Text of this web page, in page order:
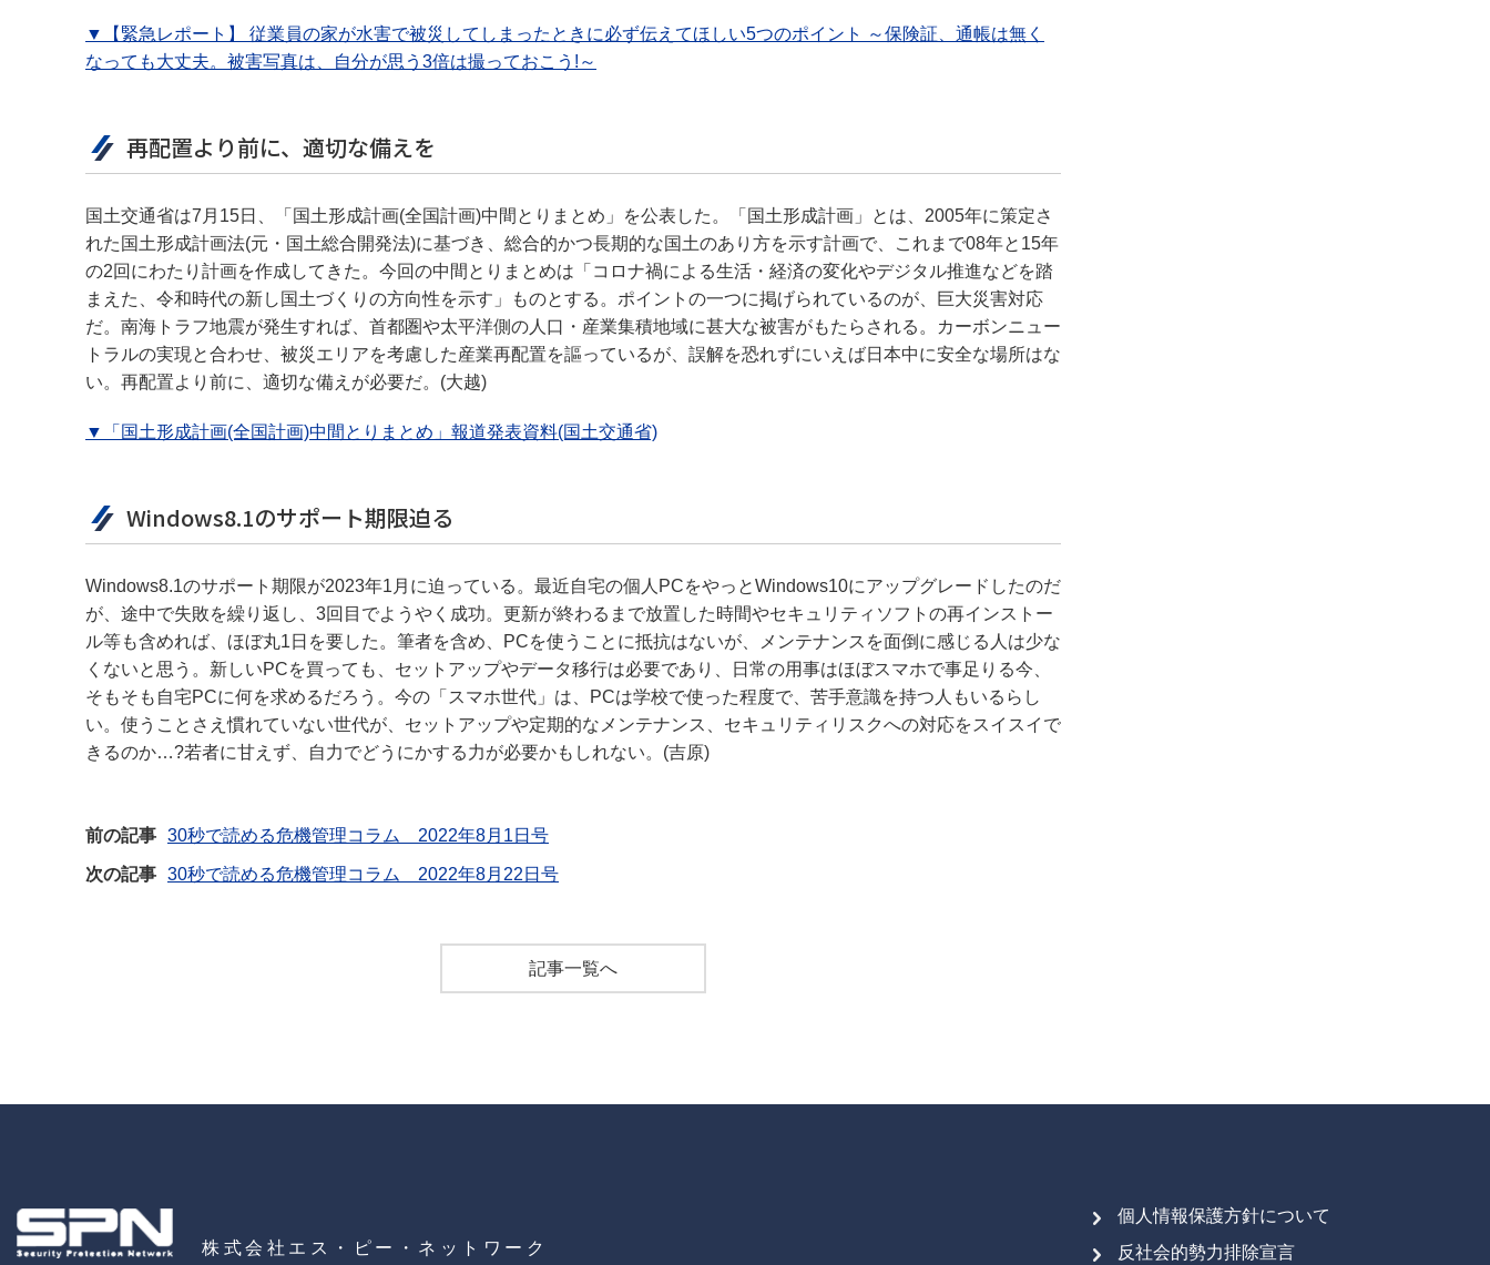
▼【緊急レポート】 従業員の家が水害で被災してしまったときに必ず伝えてほしい5つのポイント ～保険証、通帳は無く
なっても大丈夫。被害写真は、自分が思う3倍は撮っておこう!～
再配置より前に、適切な備えを
国土交通省は7月15日、「国土形成計画(全国計画)中間とりまとめ」を公表した。「国土形成計画」とは、2005年に策定さ
れた国土形成計画法(元・国土総合開発法)に基づき、総合的かつ長期的な国土のあり方を示す計画で、これまで08年と15年
の2回にわたり計画を作成してきた。今回の中間とりまとめは「コロナ禍による生活・経済の変化やデジタル推進などを踏
まえた、令和時代の新し国土づくりの方向性を示す」ものとする。ポイントの一つに掲げられているのが、巨大災害対応
だ。南海トラフ地震が発生すれば、首都圏や太平洋側の人口・産業集積地域に甚大な被害がもたらされる。カーボンニュー
トラルの実現と合わせ、被災エリアを考慮した産業再配置を謳っているが、誤解を恐れずにいえば日本中に安全な場所はな
い。再配置より前に、適切な備えが必要だ。(大越)
▼「国土形成計画(全国計画)中間とりまとめ」報道発表資料(国土交通省)
Windows8.1のサポート期限迫る
Windows8.1のサポート期限が2023年1月に迫っている。最近自宅の個人PCをやっとWindows10にアップグレードしたのだ
が、途中で失敗を繰り返し、3回目でようやく成功。更新が終わるまで放置した時間やセキュリティソフトの再インストー
ル等も含めれば、ほぼ丸1日を要した。筆者を含め、PCを使うことに抵抗はないが、メンテナンスを面倒に感じる人は少な
くないと思う。新しいPCを買っても、セットアップやデータ移行は必要であり、日常の用事はほぼスマホで事足りる今、
そもそも自宅PCに何を求めるだろう。今の「スマホ世代」は、PCは学校で使った程度で、苦手意識を持つ人もいるらし
い。使うことさえ慣れていない世代が、セットアップや定期的なメンテナンス、セキュリティリスクへの対応をスイスイで
きるのか…?若者に甘えず、自力でどうにかする力が必要かもしれない。(吉原)
前の記事 30秒で読める危機管理コラム 2022年8月1日号
次の記事 30秒で読める危機管理コラム 2022年8月22日号
記事一覧へ
株式会社エス・ピー・ネットワーク
個人情報保護方針について
反社会的勢力排除宣言